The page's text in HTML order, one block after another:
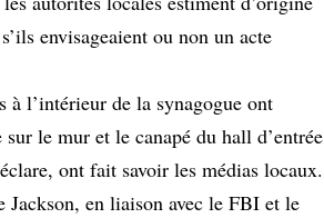
envisageaient ou non un acte
à l’intérieur de la synagogue ont
le mur et le canapé du hall d’entrée
ont fait savoir les médias locaux.
Jackson, en liaison avec le FBI et le